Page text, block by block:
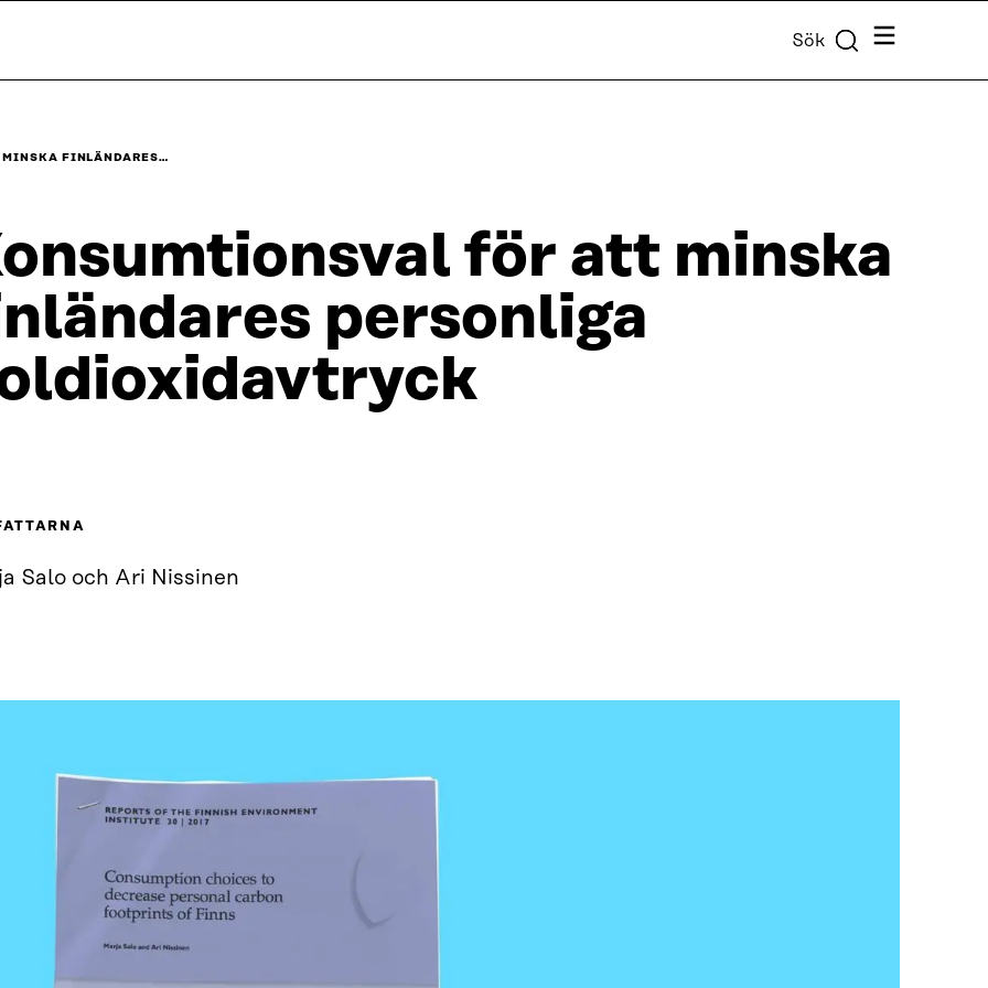
Sök Meny
MINSKA FINLÄNDARES…
för att minska
personliga
Salo och Ari Nissinen